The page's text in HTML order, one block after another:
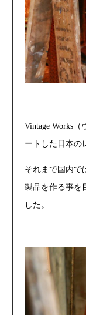
Vintage Works
ートした日本の
それまで国内で
製品を作る事を
した。